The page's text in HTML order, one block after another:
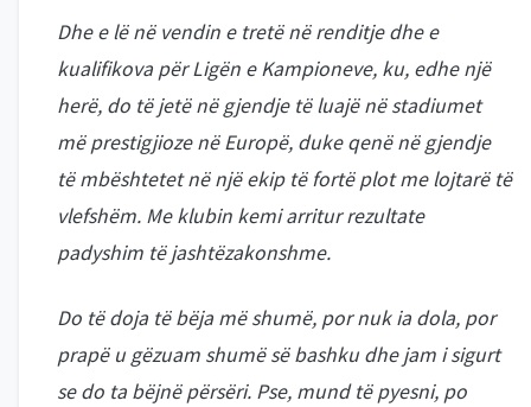
Dhe e lë në vendin e tretë në renditje dhe e
kualifikova për Ligën e Kampioneve, ku, edhe një
herë, do të jetë në gjendje të luajë në stadiumet
më prestigjioze në Europë, duke qenë në gjendje
të mbështetet në një ekip të fortë plot me lojtarë të
vlefshëm. Me klubin kemi arritur rezultate
padyshim të jashtëzakonshme.
Do të doja të bëja më shumë, por nuk ia dola, por
prapë u gëzuam shumë së bashku dhe jam i sigurt
se do ta bëjnë përsëri. Pse, mund të pyesni, po